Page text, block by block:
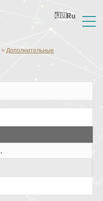
Ru
En
Ua
Ro
Nl
> Дополнительные